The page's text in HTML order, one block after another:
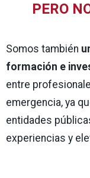
PERO
Somos también
formación e
entre
emergencia, ya
entidades
experiencias y